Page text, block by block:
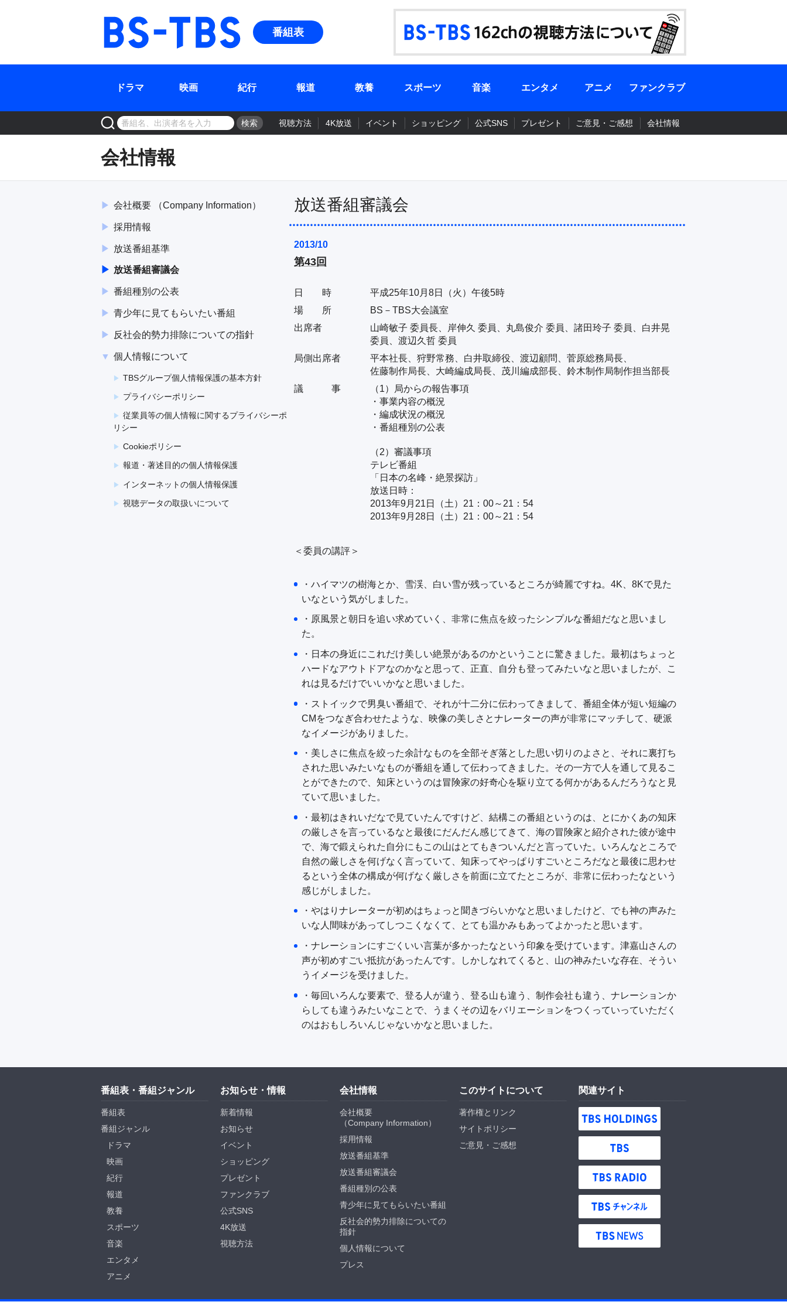
番組表
ドラマ 映画 紀行 報道 教養 スポーツ 音楽 エンタメ アニメ ファンクラブ
検索 視聴方法 4K放送 イベント ショッピング 公式SNS プレゼント ご意見・ご感想 会社情報
会社情報
放送番組審議会
第43回
2013/10
日 時
平成25年10月8日（火）午後5時
場 所
BS－TBS大会議室
出席者
山崎敏子 委員長、岸伸久 委員、丸島俊介 委員、諸田玲子 委員、白井晃
委員、渡辺久哲 委員
局側出席者
平本社長、狩野常務、白井取締役、渡辺顧問、菅原総務局長、
佐藤制作局長、大崎編成局長、茂川編成部長、鈴木制作局制作担当部長
議 事
（1）局からの報告事項
・事業内容の概況
・編成状況の概況
・番組種別の公表
（2）審議事項
テレビ番組
「日本の名峰・絶景探訪」
放送日時：
2013年9月21日（土）21：00～21：54
2013年9月28日（土）21：00～21：54
＜委員の講評＞
・ハイマツの樹海とか、雪渓、白い雪が残っているところが綺麗ですね。4K、8Kで見た
いなという気がしました。
・原風景と朝日を追い求めていく、非常に焦点を絞ったシンプルな番組だなと思いまし
た。
・日本の身近にこれだけ美しい絶景があるのかということに驚きました。最初はちょっと
ハードなアウトドアなのかなと思って、正直、自分も登ってみたいなと思いましたが、こ
れは見るだけでいいかなと思いました。
・ストイックで男臭い番組で、それが十二分に伝わってきまして、番組全体が短い短編の
CMをつなぎ合わせたような、映像の美しさとナレーターの声が非常にマッチして、硬派
なイメージがありました。
・美しさに焦点を絞った余計なものを全部そぎ落とした思い切りのよさと、それに裏打ち
された思いみたいなものが番組を通して伝わってきました。その一方で人を通して見るこ
とができたので、知床というのは冒険家の好奇心を駆り立てる何かがあるんだろうなと見
ていて思いました。
・最初はきれいだなで見ていたんですけど、結構この番組というのは、とにかくあの知床
の厳しさを言っているなと最後にだんだん感じてきて、海の冒険家と紹介された彼が途中
で、海で鍛えられた自分にもこの山はとてもきついんだと言っていた。いろんなところで
自然の厳しさを何げなく言っていて、知床ってやっぱりすごいところだなと最後に思わせ
るという全体の構成が何げなく厳しさを前面に立てたところが、非常に伝わったなという
感じがしました。
・やはりナレーターが初めはちょっと聞きづらいかなと思いましたけど、でも神の声みた
いな人間味があってしつこくなくて、とても温かみもあってよかったと思います。
・ナレーションにすごくいい言葉が多かったなという印象を受けています。津嘉山さんの
声が初めすごい抵抗があったんです。しかしなれてくると、山の神みたいな存在、そうい
うイメージを受けました。
・毎回いろんな要素で、登る人が違う、登る山も違う、制作会社も違う、ナレーションか
らしても違うみたいなことで、うまくその辺をバリエーションをつくっていっていただく
のはおもしろいんじゃないかなと思いました。
会社概要 （Company Information）
採用情報
放送番組基準
放送番組審議会
番組種別の公表
青少年に見てもらいたい番組
反社会的勢力排除についての指針
個人情報について
TBSグループ個人情報保護の基本方針
プライバシーポリシー
従業員等の個人情報に関するプライバシーポ
リシー
Cookieポリシー
報道・著述目的の個人情報保護
インターネットの個人情報保護
視聴データの取扱いについて
番組表・番組ジャンル
番組表
番組ジャンル
ドラマ
映画
紀行
報道
教養
スポーツ
音楽
エンタメ
アニメ
お知らせ・情報
新着情報
お知らせ
イベント
ショッピング
プレゼント
ファンクラブ
公式SNS
4K放送
視聴方法
会社情報
会社概要
（Company Information）
採用情報
放送番組基準
放送番組審議会
番組種別の公表
青少年に見てもらいたい番組
反社会的勢力排除についての
指針
個人情報について
プレス
このサイトについて
著作権とリンク
サイトポリシー
ご意見・ご感想
関連サイト